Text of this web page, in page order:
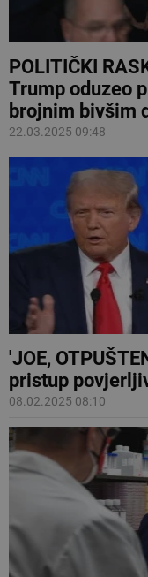
POLITIČKI
Trump oduzeo
brojnim bivšim
22.03.2025 09:48
'JOE,
pristup
08.02.2025 08:10